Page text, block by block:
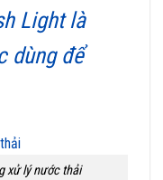
Light là
dùng để
xử lý nước thải